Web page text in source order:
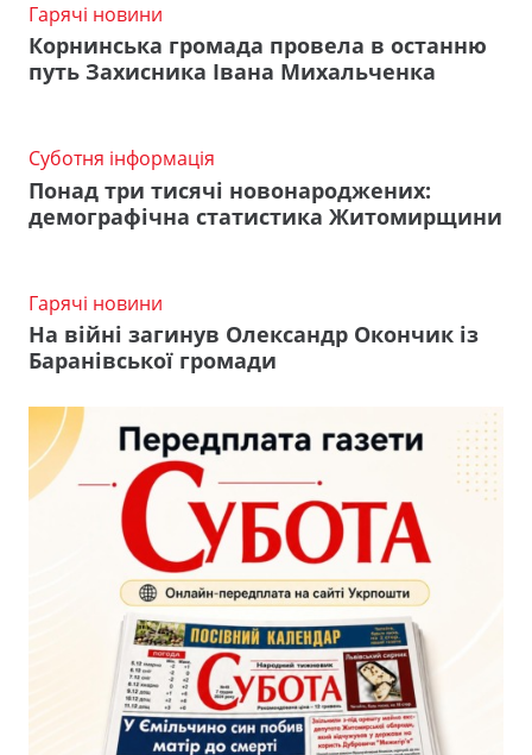
Гарячі новини
Корнинська громада провела в останню
путь Захисника Івана Михальченка
Суботня інформація
Понад три тисячі новонароджених:
демографічна статистика Житомирщини
Гарячі новини
На війні загинув Олександр Окончик із
Баранівської громади